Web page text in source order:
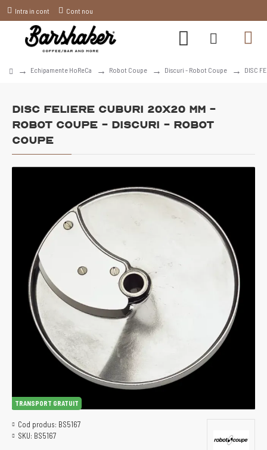
Intra in cont Cont nou
Echipamente HoReCa Robot Coupe Discuri - Robot Coupe DISC
DISC FELIERE CUBURI 20x20 MM -
Robot Coupe - Discuri - Robot
Coupe
TRANSPORT GRATUIT
Cod produs: BS5167
SKU: BS5167